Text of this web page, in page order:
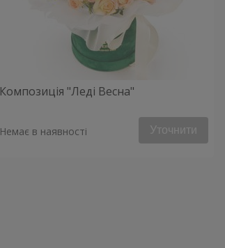
Композиція "Леді Весна"
Немає в наявності Уточнити